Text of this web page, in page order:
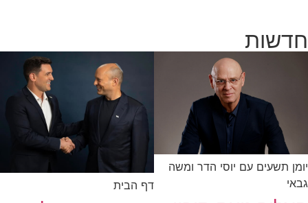
חדשות
יומן תשעים עם יוסי הדר ומשה
גבאי
דף הבית